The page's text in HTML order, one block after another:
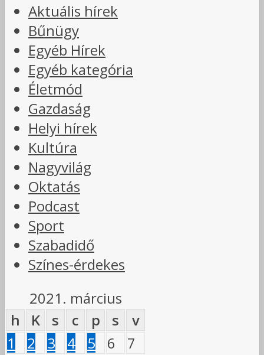
Aktuális hírek
Bűnügy
Egyéb Hírek
Egyéb kategória
Életmód
Gazdaság
Helyi hírek
Kultúra
Nagyvilág
Oktatás
Podcast
Sport
Szabadidő
Színes-érdekes
2021. március
h
K s c p s
v
1
2 3 4 5 6 7